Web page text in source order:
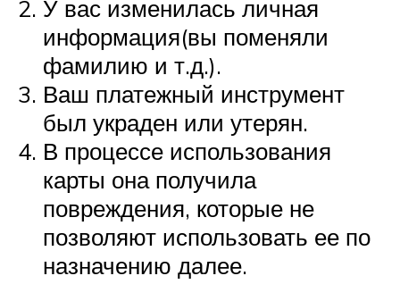
У вас изменилась личная
информация(вы поменяли
фамилию и т.д.).
Ваш платежный инструмент
был украден или утерян.
В процессе использования
карты она получила
повреждения, которые не
позволяют использовать ее по
назначению далее.